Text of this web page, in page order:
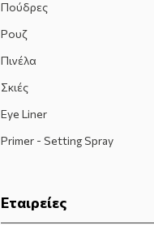
Πούδρες
Ρουζ
Πινέλα
Σκιές
Eye Liner
Primer - Setting Spray
Εταιρείες